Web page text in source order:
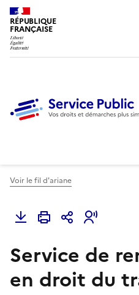
RÉPUBLIQUE
FRANÇAISE
Voir le fil d'ariane
Service de
en droit du